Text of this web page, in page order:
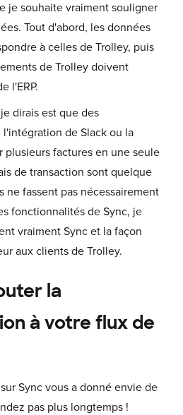
je souhaite vraiment souligner
Tout d'abord, les données
à celles de Trolley, puis
de Trolley doivent
l'ERP.
dirais est que des
de Slack ou la
plusieurs factures en une seule
de transaction sont quelque
ne fassent pas nécessairement
fonctionnalités de Sync, je
vraiment Sync et la façon
aux clients de Trolley.
la
à votre flux de
Sync vous a donné envie de
pas plus longtemps !